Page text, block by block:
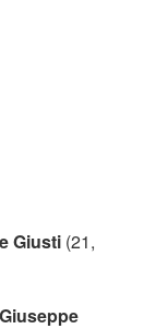
Giusti (21,
Giuseppe